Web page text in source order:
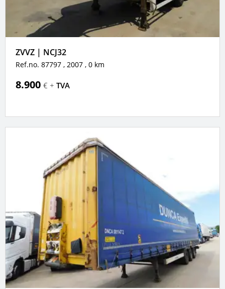
ZVVZ | NCJ32
Ref.no. 87797 , 2007 , 0 km
8.900 € + TVA